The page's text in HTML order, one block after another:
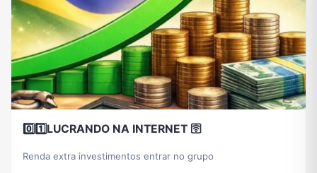
0️⃣1️⃣LUCRANDO NA INTERNET 🛜
Renda extra investimentos entrar no grupo